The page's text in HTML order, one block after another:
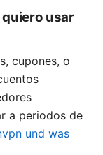
usar
cupones, o
a periodos de
und was